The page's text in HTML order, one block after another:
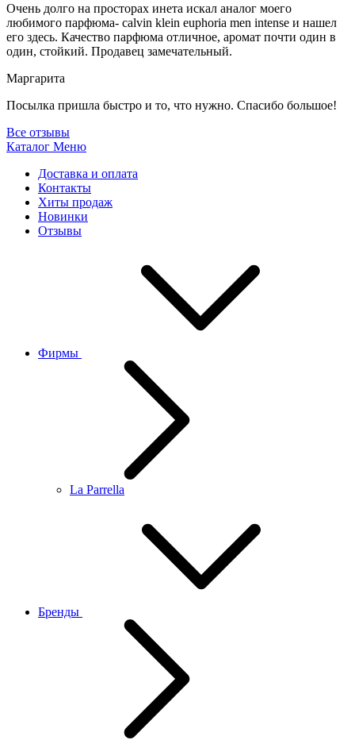
Очень долго на просторах инета искал аналог моего
любимого парфюма- calvin klein euphoria men intense и нашел
его здесь. Качество парфюма отличное, аромат почти один в
один, стойкий. Продавец замечательный.
Маргарита
Посылка пришла быстро и то, что нужно. Спасибо большое!
Все отзывы
Каталог Меню
Доставка и оплата
Контакты
Хиты продаж
Новинки
Отзывы
Фирмы
La Parrella
Бренды